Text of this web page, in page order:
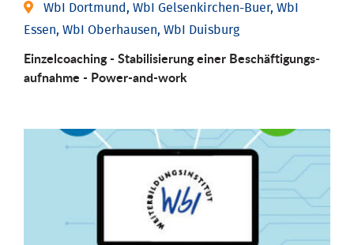
WbI Dortmund, WbI Gelsenkirchen-Buer, WbI
Essen, WbI Oberhausen, WbI Duisburg
Einzel­coaching - Stabili­sierung einer Be­schäftigungs­
aufnahme - Power-and-work